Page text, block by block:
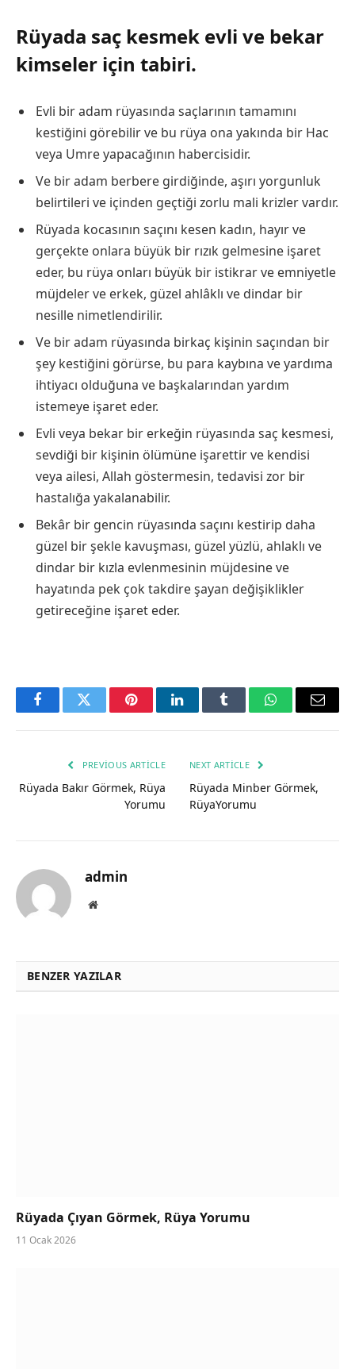
Rüyada saç kesmek evli ve bekar
kimseler için tabiri.
Evli bir adam rüyasında saçlarının tamamını
kestiğini görebilir ve bu rüya ona yakında bir Hac
veya Umre yapacağının habercisidir.
Ve bir adam berbere girdiğinde, aşırı yorgunluk
belirtileri ve içinden geçtiği zorlu mali krizler vardır.
Rüyada kocasının saçını kesen kadın, hayır ve
gerçekte onlara büyük bir rızık gelmesine işaret
eder, bu rüya onları büyük bir istikrar ve emniyetle
müjdeler ve erkek, güzel ahlâklı ve dindar bir
nesille nimetlendirilir.
Ve bir adam rüyasında birkaç kişinin saçından bir
şey kestiğini görürse, bu para kaybına ve yardıma
ihtiyacı olduğuna ve başkalarından yardım
istemeye işaret eder.
Evli veya bekar bir erkeğin rüyasında saç kesmesi,
sevdiği bir kişinin ölümüne işarettir ve kendisi
veya ailesi, Allah göstermesin, tedavisi zor bir
hastalığa yakalanabilir.
Bekâr bir gencin rüyasında saçını kestirip daha
güzel bir şekle kavuşması, güzel yüzlü, ahlaklı ve
dindar bir kızla evlenmesinin müjdesine ve
hayatında pek çok takdire şayan değişiklikler
getireceğine işaret eder.
FacebookTwitter PinterestLinkedInTumblr WhatsAppEmail
PREVIOUS ARTICLE
Rüyada Bakır Görmek, Rüya
Yorumu
NEXT ARTICLE
Rüyada Minber Görmek,
RüyaYorumu
admin
Website
BENZER YAZILAR
Rüyada Çıyan Görmek, Rüya Yorumu
11 Ocak 2026